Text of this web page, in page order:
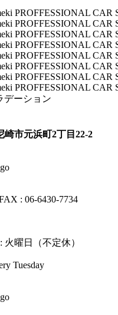
PROFFESSIONAL CAR
PROFFESSIONAL CAR
PROFFESSIONAL CAR
PROFFESSIONAL CAR
PROFFESSIONAL CAR
PROFFESSIONAL CAR
PROFFESSIONAL CAR
PROFFESSIONAL CAR
崎市元浜町2丁目22-2
: 06-6430-7734
火曜日（不定休）
Tuesday